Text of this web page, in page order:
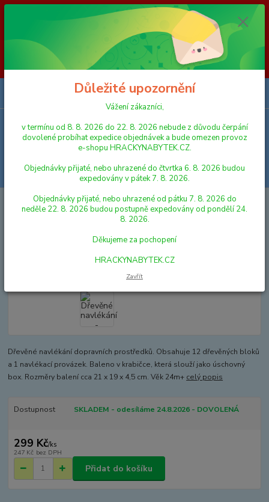
Vážení zákazníci, v termínu od 8. 8. 2026 do 23. 8. 2026 nebude z
důvodu čerpání dovolené probíhat expedice objednávek a bude omezen
provoz e-shopu HRACKYNABYTEK.CZ. Objednávky přijaté, nebo
uhrazené do čtvrtka 6. 8. 2026 budou expedovány v pátek 7. 8. 2026.
Objednávky přijaté, nebo uhrazené od pátku 7. 8. 2026 do neděle 23. 8.
2026 budou postupně expedovány od pondělí 24. 8. 2026. Děkujeme za
pochopení HRACKYNABYTEK.CZ
Menu
Hledat
PRO NEJMENŠÍ Dřevěné navlékání - dopravní prostředky
Dřevěné navlékání - dopravní
Dřevěné navlékání dopravních prostředků. Obsahuje 12 dřevěných bloků
a 1 navlékací provázek. Baleno v krabičce, která slouží jako úschovný
box. Rozměry balení cca 21 x 19 x 4,5 cm. Věk 24m+ celý popis
Dostupnost SKLADEM - odesíláme 24.8.2026 - DOVOLENÁ
299 Kč/ks
247 Kč bez DPH
Přidat do košíku
Důležité upozornění
Vážení zákazníci,
v termínu od 8. 8. 2026 do 22. 8. 2026 nebude z důvodu čerpání
dovolené probíhat expedice objednávek a bude omezen provoz
e-shopu HRACKYNABYTEK.CZ.
Objednávky přijaté, nebo uhrazené do čtvrtka 6. 8. 2026 budou
expedovány v pátek 7. 8. 2026.
Objednávky přijaté, nebo uhrazené od pátku 7. 8. 2026 do
neděle 22. 8. 2026 budou postupně expedovány od pondělí 24.
8. 2026.
Děkujeme za pochopení
HRACKYNABYTEK.CZ
Zavřít